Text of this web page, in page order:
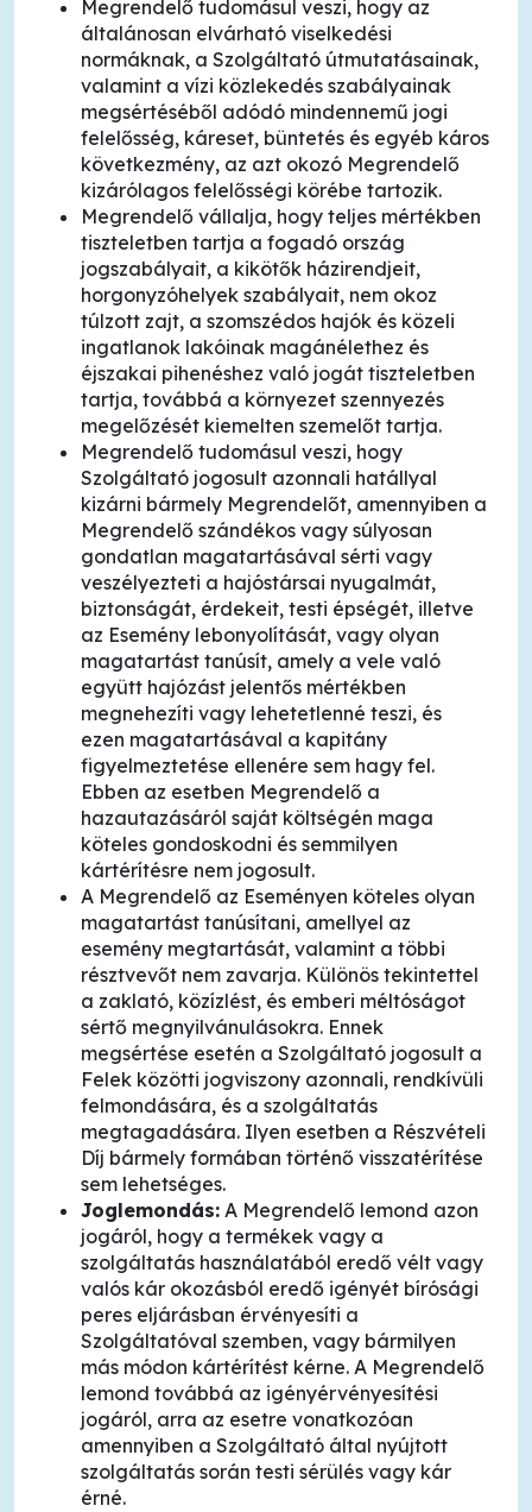
Megrendelő tudomásul veszi, hogy az
általánosan elvárható viselkedési
normáknak, a Szolgáltató útmutatásainak,
valamint a vízi közlekedés szabályainak
megsértéséből adódó mindennemű jogi
felelősség, káreset, büntetés és egyéb káros
következmény, az azt okozó Megrendelő
kizárólagos felelősségi körébe tartozik.
Megrendelő vállalja, hogy teljes mértékben
tiszteletben tartja a fogadó ország
jogszabályait, a kikötők házirendjeit,
horgonyzóhelyek szabályait, nem okoz
túlzott zajt, a szomszédos hajók és közeli
ingatlanok lakóinak magánélethez és
éjszakai pihenéshez való jogát tiszteletben
tartja, továbbá a környezet szennyezés
megelőzését kiemelten szemelőt tartja.
Megrendelő tudomásul veszi, hogy
Szolgáltató jogosult azonnali hatállyal
kizárni bármely Megrendelőt, amennyiben a
Megrendelő szándékos vagy súlyosan
gondatlan magatartásával sérti vagy
veszélyezteti a hajóstársai nyugalmát,
biztonságát, érdekeit, testi épségét, illetve
az Esemény lebonyolítását, vagy olyan
magatartást tanúsít, amely a vele való
együtt hajózást jelentős mértékben
megnehezíti vagy lehetetlenné teszi, és
ezen magatartásával a kapitány
figyelmeztetése ellenére sem hagy fel.
Ebben az esetben Megrendelő a
hazautazásáról saját költségén maga
köteles gondoskodni és semmilyen
kártérítésre nem jogosult.
A Megrendelő az Eseményen köteles olyan
magatartást tanúsítani, amellyel az
esemény megtartását, valamint a többi
résztvevőt nem zavarja. Különös tekintettel
a zaklató, közízlést, és emberi méltóságot
sértő megnyilvánulásokra. Ennek
megsértése esetén a Szolgáltató jogosult a
Felek közötti jogviszony azonnali, rendkívüli
felmondására, és a szolgáltatás
megtagadására. Ilyen esetben a Részvételi
Díj bármely formában történő visszatérítése
sem lehetséges.
Joglemondás: A Megrendelő lemond azon
jogáról, hogy a termékek vagy a
szolgáltatás használatából eredő vélt vagy
valós kár okozásból eredő igényét bírósági
peres eljárásban érvényesíti a
Szolgáltatóval szemben, vagy bármilyen
más módon kártérítést kérne. A Megrendelő
lemond továbbá az igényérvényesítési
jogáról, arra az esetre vonatkozóan
amennyiben a Szolgáltató által nyújtott
szolgáltatás során testi sérülés vagy kár
érné.